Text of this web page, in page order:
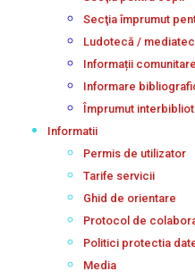
Secţia împrumut
Ludotecă /
Informații comunitare
Informare
Împrumut
Informatii
Permis de utilizator
Tarife servicii
Ghid de orientare
Protocol de
Politici protectia
Media